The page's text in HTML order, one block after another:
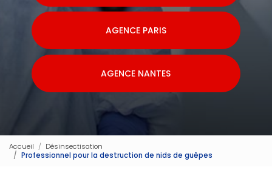
AGENCE PARIS
AGENCE NANTES
Accueil
Désinsectisation
Professionnel pour la destruction de nids de guêpes